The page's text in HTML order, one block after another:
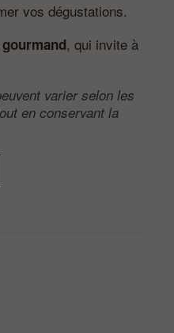
vos dégustations.
, qui invite à
varier selon les
en conservant la